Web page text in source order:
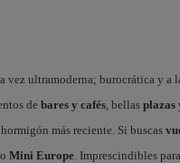
ultramoderna; burocrática y a
de bares y cafés, bellas plazas
más reciente. Si buscas
Mini Europe. Imprescindibles